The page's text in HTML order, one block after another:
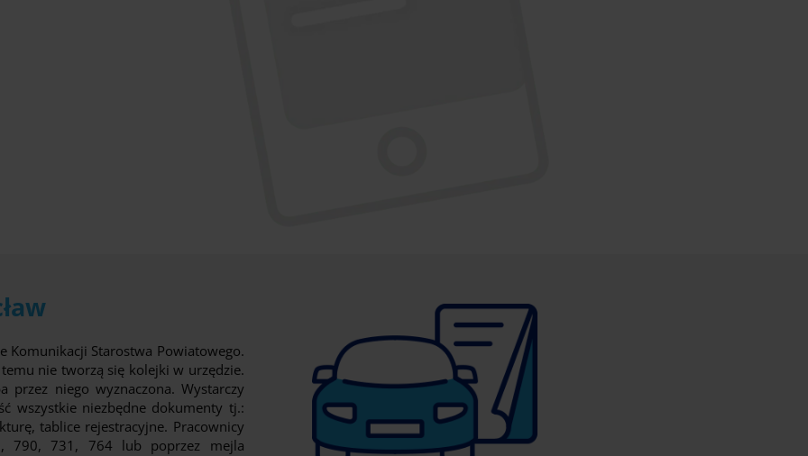
Komunikacji Starostwa Powiatowego.
nie tworzą się kolejki w urzędzie.
przez niego wyznaczona. Wystarczy
wszystkie niezbędne dokumenty tj.:
tablice rejestracyjne. Pracownicy
790, 731, 764 lub poprzez mejla